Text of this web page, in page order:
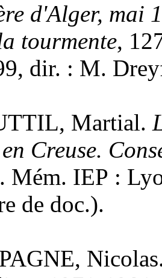
d'Alger, mai
tourmente,
dir. : M.
Martial.
Creuse.
Mém. IEP :
de doc.).